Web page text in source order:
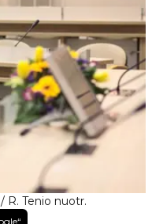
R. Tenio nuotr.